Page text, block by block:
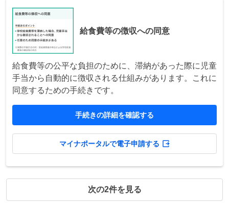
給食費等の徴収への同意
給食費等の公平な負担のために、滞納があった際に児童
手当から自動的に徴収される仕組みがあります。これに
同意するための手続きです。
手続きの詳細を確認する
マイナポータルで電子申請する
次の2件を見る